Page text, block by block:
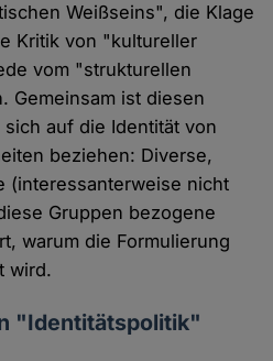
Weißseins", die Klage
Kritik von "kultureller
vom "strukturellen
Gemeinsam ist diesen
auf die Identität von
beziehen: Diverse,
(interessanterweise nicht
Gruppen bezogene
warum die Formulierung
wird.
"Identitätspolitik"